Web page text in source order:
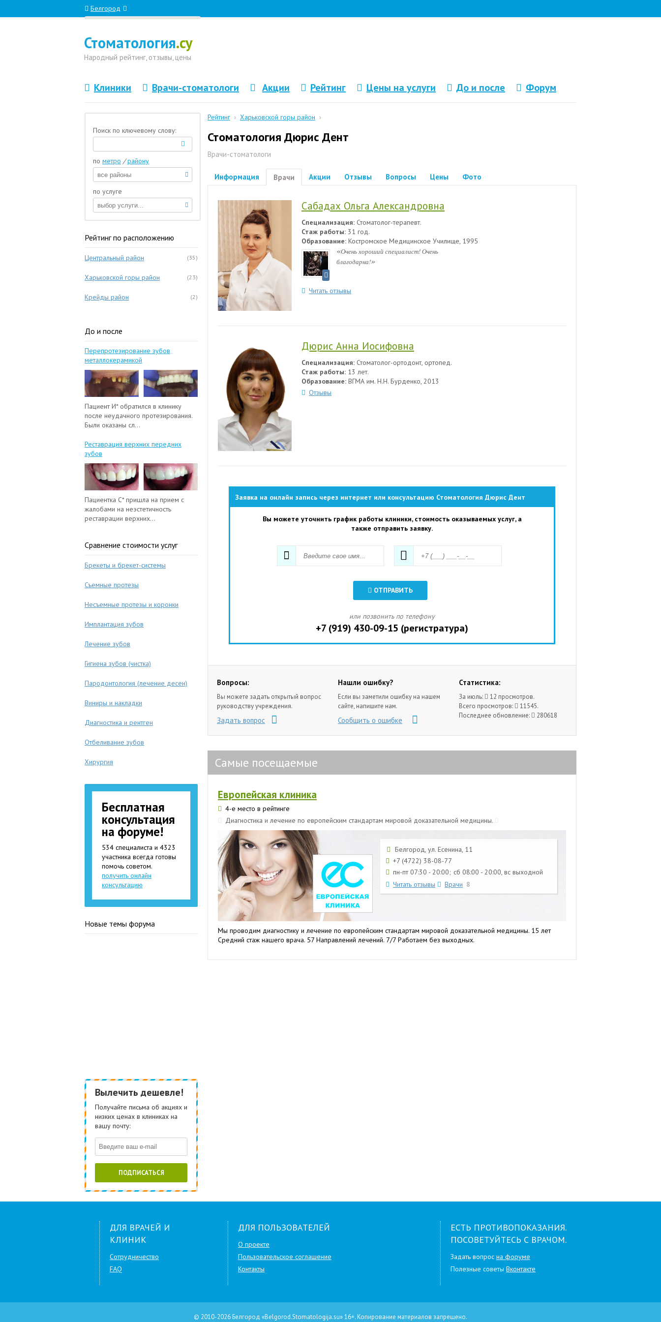
Белгород
Стоматология.су
Народный рейтинг, отзывы, цены
Клиники Врачи-стоматологи Акции Рейтинг Цены на услуги До и после Форум
Рейтинг › Харьковской горы район ›
Стоматология Дюрис Дент
Врачи-стоматологи
Информация Врачи Акции Отзывы Вопросы Цены Фото
Сабадах Ольга Александровна
Специализация: Стоматолог-терапевт.
Стаж работы: 31 год.
Образование: Костромское Медицинское Училище, 1995
«Очень хороший специалист! Очень
благодарна!»
Читать отзывы
Дюрис Анна Иосифовна
Специализация: Стоматолог-ортодонт, ортопед.
Стаж работы: 13 лет.
Образование: ВГМА им. Н.Н. Бурденко, 2013
Отзывы
Заявка на онлайн запись через интернет или консультацию Стоматология Дюрис Дент
Вы можете уточнить график работы клиники, стоимость оказываемых услуг, а
также отправить заявку.
ОТПРАВИТЬ
или позвонить по телефону
+7 (919) 430-09-15 (регистратура)
Вопросы:
Вы можете задать открытый вопрос
руководству учреждения.
Задать вопрос
Нашли ошибку?
Если вы заметили ошибку на нашем
сайте, напишите нам.
Сообщить о ошибке
Статистика:
За июль:
12 просмотров.
Всего просмотров:
11545.
Последнее обновление:
280618
Самые посещаемые
Европейская клиника
4-е место в рейтинге
Диагностика и лечение по европейским стандартам мировой доказательной медицины.
Белгород, ул. Есенина, 11
+7 (4722) 38-08-77
пн-пт 07:30 - 20:00; сб 08:00 - 20:00, вс выходной
Читать отзывы
Врачи 8
Мы проводим диагностику и лечение по европейским стандартам мировой доказательной медицины. 15 лет
Средний стаж нашего врача. 57 Направлений лечений. 7/7 Работаем без выходных.
Поиск по ключевому слову:
по метро / району
по услуге
Рейтинг по расположению
(35)
Центральный район
(23)
Харьковской горы район
(2)
Крейды район
До и после
Перепротезирование зубов
металлокерамикой
Пациент И* обратился в клинику
после неудачного протезирования.
Были оказаны сл...
Реставрация верхних передних
зубов
Пациентка С* пришла на прием с
жалобами на неэстетичность
реставрации верхних...
Сравнение стоимости услуг
Брекеты и брекет-системы
Съемные протезы
Несъемные протезы и коронки
Имплантация зубов
Лечение зубов
Гигиена зубов (чистка)
Пародонтология (лечение десен)
Виниры и накладки
Диагностика и рентген
Отбеливание зубов
Хирургия
Бесплатная
консультация
на форуме!
534 специалиста и 4323
участника всегда готовы
помочь советом.
получить онлайн
консультацию
Новые темы форума
Вылечить дешевле!
Получайте письма об акциях и
низких ценах в клиниках на
вашу почту:
ПОДПИСАТЬСЯ
ДЛЯ ВРАЧЕЙ И
КЛИНИК
Сотрудничество
FAQ
ДЛЯ ПОЛЬЗОВАТЕЛЕЙ
О проекте
Пользовательское соглашение
Контакты
ЕСТЬ ПРОТИВОПОКАЗАНИЯ.
ПОСОВЕТУЙТЕСЬ С ВРАЧОМ.
Задать вопрос на форуме
Полезные советы Вконтакте
© 2010-2026 Белгород «Belgorod.Stomatologija.su»16+.Копирование материалов запрещено.